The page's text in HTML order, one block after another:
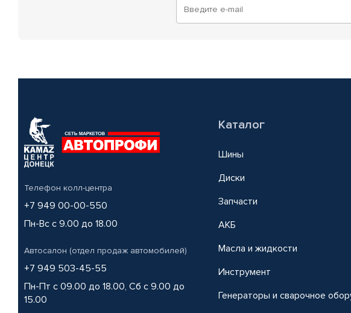
Телефон колл-центра
+7 949 00-00-550
Пн-Вс с 9.00 до 18.00
Автосалон (отдел продаж автомобилей)
+7 949 503-45-55
Пн-Пт с 09.00 до 18.00, Сб с 9.00 до
15.00
Каталог
Шины
Диски
Запчасти
АКБ
Масла и жидкости
Инструмент
Генераторы и сварочное